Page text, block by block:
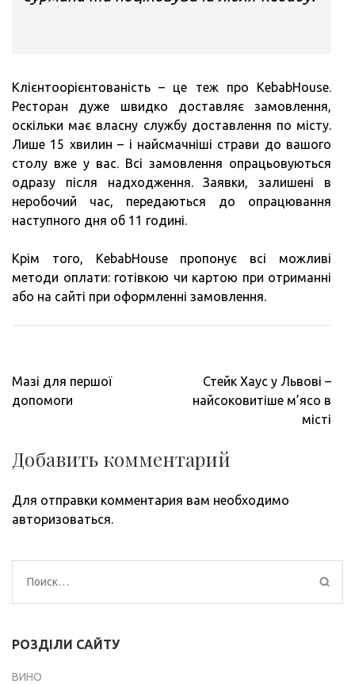
Клієнтоорієнтованість – це теж про KebabHouse.
Ресторан дуже швидко доставляє замовлення,
оскільки має власну службу доставлення по місту.
Лише 15 хвилин – і найсмачніші страви до вашого
столу вже у вас. Всі замовлення опрацьовуються
одразу після надходження. Заявки, залишені в
неробочий час, передаються до опрацювання
наступного дня об 11 годині.
Крім того, KebabHouse пропонує всі можливі
методи оплати: готівкою чи картою при отриманні
або на сайті при оформленні замовлення.
Навигация
по
Мазі для першої
допомоги
Стейк Хаус у Львові –
найсоковитіше м’ясо в
місті
Добавить комментарий
Для отправки комментария вам необходимо
авторизоваться.
Найти:
РОЗДІЛИ САЙТУ
ВИНО